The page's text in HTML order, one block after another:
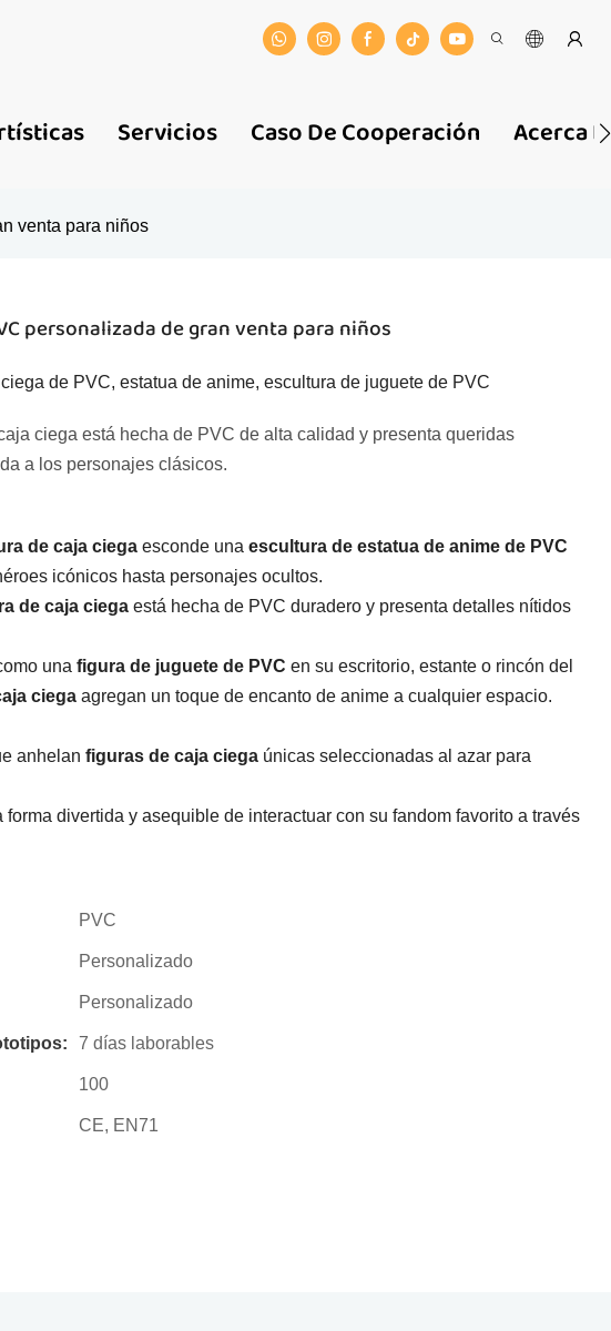
Servicios Caso De Cooperación Acerca
venta para niños
personalizada de gran venta para niños
de PVC, estatua de anime, escultura de juguete de PVC
ciega está hecha de PVC de alta calidad y presenta queridas
a los personajes clásicos.
de caja ciega esconde una escultura de estatua de anime de PVC
icónicos hasta personajes ocultos.
de caja ciega está hecha de PVC duradero y presenta detalles nítidos
una figura de juguete de PVC en su escritorio, estante o rincón del
ciega agregan un toque de encanto de anime a cualquier espacio.
anhelan figuras de caja ciega únicas seleccionadas al azar para
divertida y asequible de interactuar con su fandom favorito a través
PVC
Personalizado
Personalizado
7 días laborables
100
CE, EN71